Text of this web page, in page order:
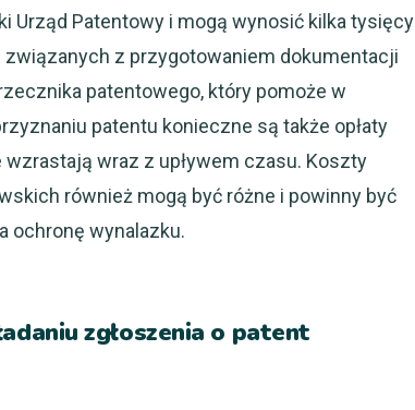
Urząd Patentowy i mogą wynosić kilka tysięcy
z przygotowaniem dokumentacji
patentowego, który pomoże w
patentu konieczne są także opłaty
wraz z upływem czasu. Koszty
również mogą być różne i powinny być
ochronę wynalazku.
zgłoszenia o patent